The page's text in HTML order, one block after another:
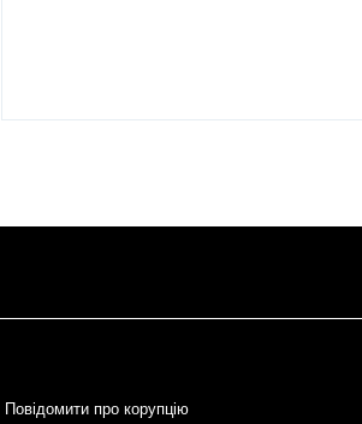
Повідомити про корупцію